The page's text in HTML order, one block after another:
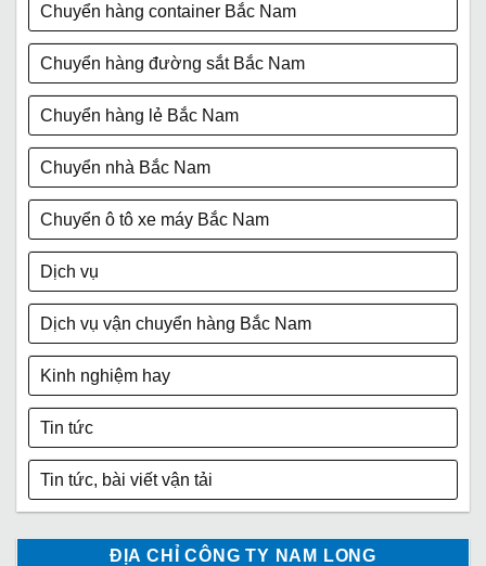
Chuyển hàng container Bắc Nam
Chuyển hàng đường sắt Bắc Nam
Chuyển hàng lẻ Bắc Nam
Chuyển nhà Bắc Nam
Chuyển ô tô xe máy Bắc Nam
Dịch vụ
Dịch vụ vận chuyển hàng Bắc Nam
Kinh nghiệm hay
Tin tức
Tin tức, bài viết vận tải
ĐỊA CHỈ CÔNG TY NAM LONG